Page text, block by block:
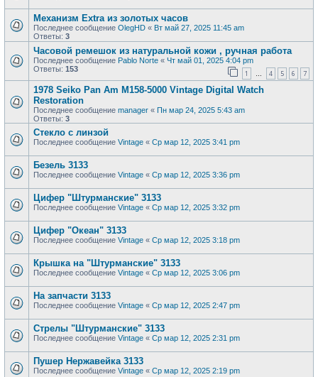
Механизм Extra из золотых часов
Последнее сообщение OlegHD « Вт май 27, 2025 11:45 am
Ответы: 3
Часовой ремешок из натуральной кожи , ручная работа
Последнее сообщение Pablo Norte « Чт май 01, 2025 4:04 pm
Ответы: 153 1 … 4 5 6 7
1978 Seiko Pan Am M158-5000 Vintage Digital Watch
Restoration
Последнее сообщение manager « Пн мар 24, 2025 5:43 am
Ответы: 3
Стекло с линзой
Последнее сообщение Vintage « Ср мар 12, 2025 3:41 pm
Безель 3133
Последнее сообщение Vintage « Ср мар 12, 2025 3:36 pm
Цифер "Штурманские" 3133
Последнее сообщение Vintage « Ср мар 12, 2025 3:32 pm
Цифер "Океан" 3133
Последнее сообщение Vintage « Ср мар 12, 2025 3:18 pm
Крышка на "Штурманские" 3133
Последнее сообщение Vintage « Ср мар 12, 2025 3:06 pm
На запчасти 3133
Последнее сообщение Vintage « Ср мар 12, 2025 2:47 pm
Стрелы "Штурманские" 3133
Последнее сообщение Vintage « Ср мар 12, 2025 2:31 pm
Пушер Нержавейка 3133
Последнее сообщение Vintage « Ср мар 12, 2025 2:19 pm